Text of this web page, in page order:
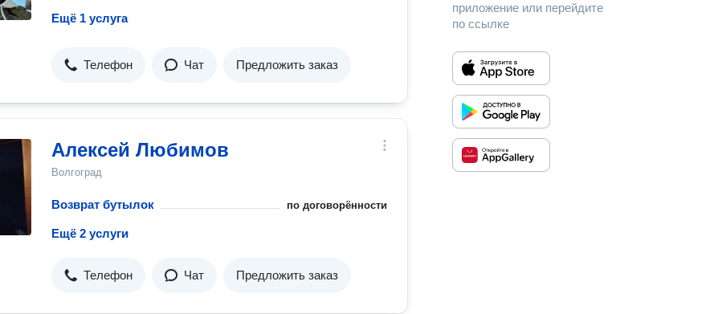
Ещё 1 услуга
Телефон Чат Предложить заказ
Алексей Любимов
Волгоград
Возврат бутылок по договорённости
Ещё 2 услуги
Телефон Чат Предложить заказ
приложение или перейдите
по ссылке